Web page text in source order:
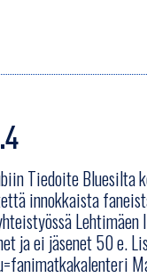
Tiedoite Bluesilta
innokkaista
ja ei jäsenet 50 e.